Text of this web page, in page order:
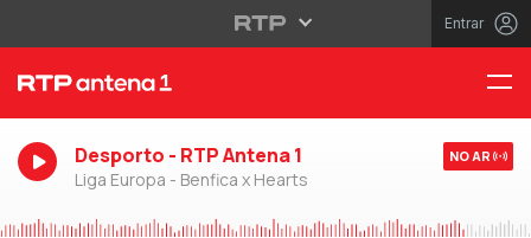
Entrar
Desporto - RTP Antena 1
Liga Europa - Benfica x Hearts
NO AR